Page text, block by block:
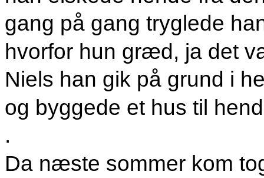
gang på gang tryglede
hvorfor hun græd, ja det
Niels han gik på grund i
og byggede et hus til
.
Da næste sommer kom